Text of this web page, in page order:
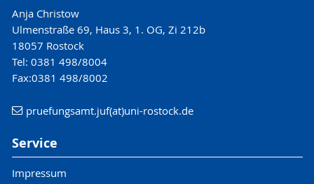
Anja Christow
Ulmenstraße 69, Haus 3, 1. OG, Zi 212b
18057 Rostock
Tel: 0381 498/8004
Fax:0381 498/8002
pruefungsamt.juf(at)uni-rostock.de
Service
Impressum